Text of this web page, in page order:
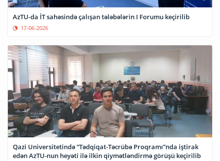
AzTU-da İT sahəsində çalışan tələbələrin I Forumu keçirilib
17-06-2026
Qazi Universitetində “Tədqiqat-Təcrübə Proqramı”nda iştirak
edən AzTU-nun heyəti ilə ilkin qiymətləndirmə görüşü keçirilib